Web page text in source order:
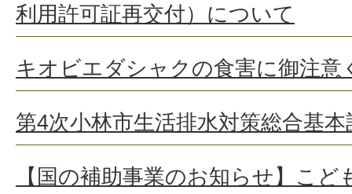
利用許可証再交付）について
キオビエダシャクの食害に御注意
第4次小林市生活排水対策総合基
【国の補助事業のお知らせ】こ